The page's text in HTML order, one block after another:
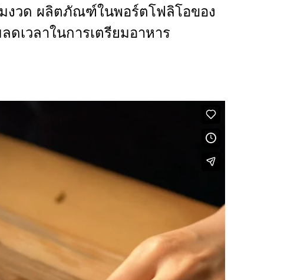
งวด ผลิตภัณฑ์ในพอร์ตโฟลิโอของ
ดเวลาในการเตรียมอาหาร